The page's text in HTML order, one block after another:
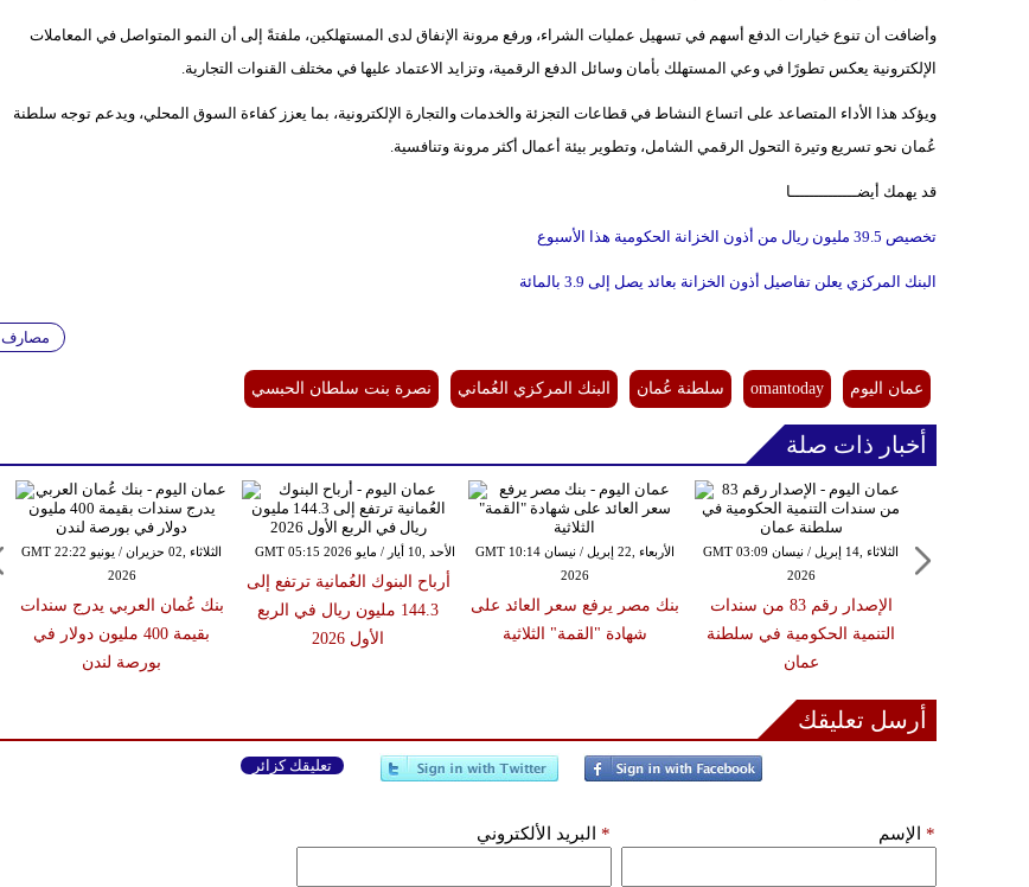
وأضافت أن تنوع خيارات الدفع أسهم في تسهيل عمليات الشراء، ورفع مرونة الإنفاق لدى المستهلكين، ملفتةً إلى أن النمو المتواصل في المعاملات
الإلكترونية يعكس تطورًا في وعي المستهلك بأمان وسائل الدفع الرقمية، وتزايد الاعتماد عليها في مختلف القنوات التجارية.
ويؤكد هذا الأداء المتصاعد على اتساع النشاط في قطاعات التجزئة والخدمات والتجارة الإلكترونية، بما يعزز كفاءة السوق المحلي، ويدعم توجه سلطنة
عُمان نحو تسريع وتيرة التحول الرقمي الشامل، وتطوير بيئة أعمال أكثر مرونة وتنافسية.
قد يهمك أيضــــــــــــــا
تخصيص 39.5 مليون ريال من أذون الخزانة الحكومية هذا الأسبوع
البنك المركزي يعلن تفاصيل أذون الخزانة بعائد يصل إلى 3.9 بالمائة
مصارف
عمان اليوم omantoday سلطنة عُمان البنك المركزي العُماني نصرة بنت سلطان الحبسي
أخبار ذات صلة
الثلاثاء ,02 حزيران / يونيو GMT 22:22
2026
بنك عُمان العربي يدرج سندات
بقيمة 400 مليون دولار في
بورصة لندن
الأحد ,10 أيار / مايو GMT 05:15 2026
أرباح البنوك العُمانية ترتفع إلى
144.3 مليون ريال في الربع
الأول 2026
الأربعاء ,22 إبريل / نيسان GMT 10:14
2026
بنك مصر يرفع سعر العائد على
شهادة "القمة" الثلاثية
الثلاثاء ,14 إبريل / نيسان GMT 03:09
2026
الإصدار رقم 83 من سندات
التنمية الحكومية في سلطنة
عمان
أرسل تعليقك
تعليقك كزائر
الإسم * البريد الألكتروني *